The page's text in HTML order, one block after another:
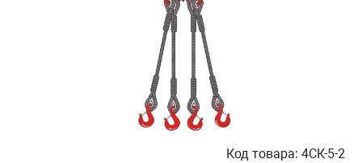
Код товара: 4СК-5-2